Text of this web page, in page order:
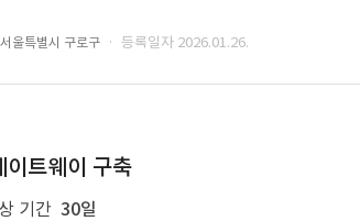
서울특별시 구로구 · 등록일자 2026.01.26.
트웨이 구축
기간 30일